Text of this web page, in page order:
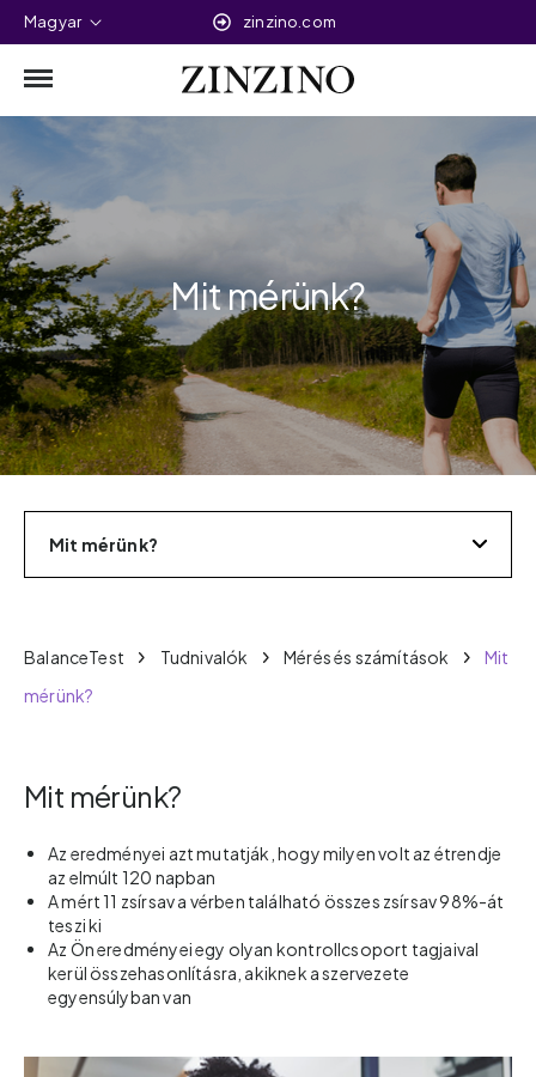
Magyar zinzino.com
Mit mérünk?
Mit mérünk?
BalanceTest Tudnivalók Mérés és számítások
Mit
mérünk?
Mit mérünk?
Az eredményei azt mutatják, hogy milyen volt az étrendje
az elmúlt 120 napban
A mért 11 zsírsav a vérben található összes zsírsav 98%-át
teszi ki
Az Ön eredményei egy olyan kontrollcsoport tagjaival
kerül összehasonlításra, akiknek a szervezete
egyensúlyban van